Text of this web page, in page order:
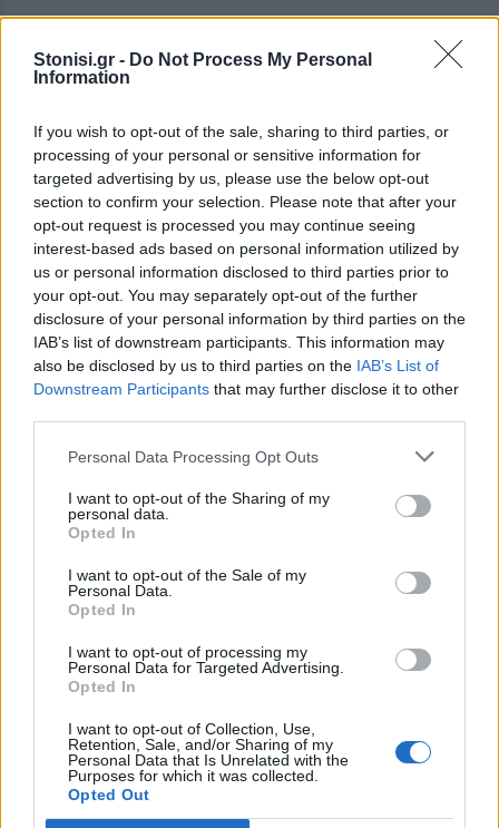
Stonisi.gr - Do Not Process My Personal
Information
If you wish to opt-out of the sale, sharing to third parties, or
processing of your personal or sensitive information for
targeted advertising by us, please use the below opt-out
section to confirm your selection. Please note that after your
opt-out request is processed you may continue seeing
interest-based ads based on personal information utilized by
us or personal information disclosed to third parties prior to
your opt-out. You may separately opt-out of the further
disclosure of your personal information by third parties on the
IAB’s list of downstream participants. This information may
also be disclosed by us to third parties on the IAB’s List of
Downstream Participants that may further disclose it to other
Personal Data Processing Opt Outs
I want to opt-out of the Sharing of my
personal data.
Opted In
I want to opt-out of the Sale of my
Personal Data.
Opted In
I want to opt-out of processing my
Personal Data for Targeted Advertising.
Opted In
I want to opt-out of Collection, Use,
Retention, Sale, and/or Sharing of my
Personal Data that Is Unrelated with the
Purposes for which it was collected.
Opted Out
Ο ναός, που σχεδιάστηκε από τον Λέσβιο
αρχιτέκτονα Αργύρη Αδαλή στα μέσα του 19ου
της πόλης. Οι σημερινές εικόνες με τα νερά στον
γυναικωνίτη καταδεικνύουν πόσο επιτακτική είναι
η ανάγκη για ταχύτητα στην ολοκλήρωση του
μνημείο να παραδοθεί ασφαλές, ανανεωμένο και
προστατευμένο από τα καιρικά φαινόμενα.
Δείτε περισσότερα άρθρα μας στα αποτελέσματα
Add stonisi.gr on Google ↗